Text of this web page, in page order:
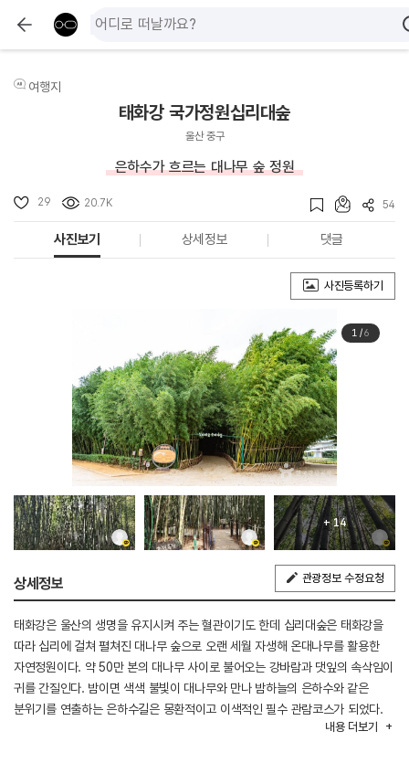
여행지
태화강 국가정원십리대숲
울산 중구
은하수가 흐르는 대나무 숲 정원
29 20.7K 54
사진보기 상세정보 댓글
사진등록하기
1/6
+ 14
상세정보 관광정보 수정요청
태화강은 울산의 생명을 유지시켜 주는 혈관이기도 한데 십리대숲은 태화강을
따라 십리에 걸쳐 펼쳐진 대나무 숲으로 오랜 세월 자생해 온대나무를 활용한
자연정원이다. 약 50만 본의 대나무 사이로 불어오는 강바람과 댓잎의 속삭임이
귀를 간질인다. 밤이면 색색 불빛이 대나무와 만나 밤하늘의 은하수와 같은
분위기를 연출하는 은하수길은 몽환적이고 이색적인 필수 관람코스가 되었다.
낮과 밤의 색다른 매력들이 넘치는 대나무 숲을 걸으며 도심 속 힐링의 시간을
내용 더보기